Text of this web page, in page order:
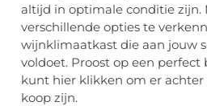
altijd in optimale conditie zijn.
verschillende opties te
wijnklimaatkast die aan jouw
voldoet. Proost op een perfect
kunt hier klikken om er
koop zijn.